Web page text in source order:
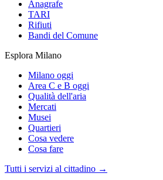
Anagrafe
TARI
Rifiuti
Bandi del Comune
Esplora Milano
Milano oggi
Area C e B oggi
Qualità dell'aria
Mercati
Musei
Quartieri
Cosa vedere
Cosa fare
Tutti i servizi al cittadino →